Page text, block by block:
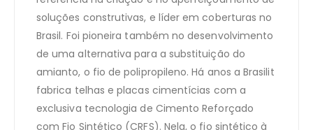
soluções construtivas, e líder em coberturas no
Brasil. Foi pioneira também no desenvolvimento
de uma alternativa para a substituição do
amianto, o fio de polipropileno. Há anos a Brasilit
fabrica telhas e placas cimentícias com a
exclusiva tecnologia de Cimento Reforçado
com Fio Sintético (CRFS). Nela, o fio sintético à